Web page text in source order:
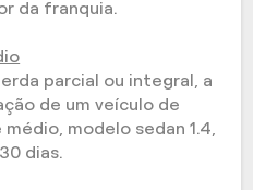
da franquia.
parcial ou integral, a
de um veículo de
modelo sedan 1.4,
dias.